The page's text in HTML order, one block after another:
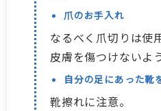
爪のお手入れ
なるべく爪切りは使
皮膚を傷つけないよ
自分の足にあった靴
靴擦れに注意。